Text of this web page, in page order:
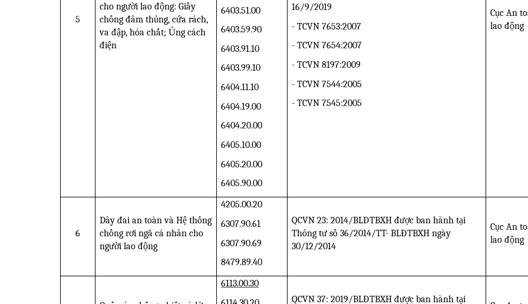
5
cho người lao động: Giầy
chống đâm thủng, cứa rách,
va đập, hóa chất; Ủng cách
điện
6403.51.00
6403.59.90
6403.91.10
6403.99.10
6404.11.10
6404.19.00
6404.20.00
6405.10.00
6405.20.00
6405.90.00
16/9/2019
- TCVN 7653:2007
- TCVN 7654:2007
- TCVN 8197:2009
- TCVN 7544:2005
- TCVN 7545:2005
Cục An
lao động
6
Dây đai an toàn và Hệ thống
chống rơi ngã cá nhân cho
người lao động
4205.00.20
6307.90.61
6307.90.69
8479.89.40
QCVN 23: 2014/BLĐTBXH được ban hành tại
Thông tư số 36/2014/TT- BLĐTBXH ngày
30/12/2014
Cục An
lao động
6113.00.30
QCVN 37: 2019/BLĐTBXH được ban hành tại